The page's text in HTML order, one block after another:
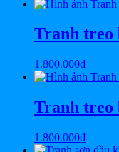
Tranh treo
1.800.000₫
Tranh treo
1.800.000₫